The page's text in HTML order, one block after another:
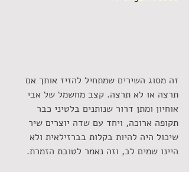
זה מסוג השירים שמתחיל להזיז אותך אם
תרצה או לא תרצה. קצב מחשמל של אבי
אוחיון ומתן דרור שנותנים בלטיני כבר
תקופה ארוכה, ויחד עם שדה יוצרים שיר
שיכול היה להיות בקלות בברזילאית ולא
היינו שמים לב, וזה נאמר לטובת הזמרת.